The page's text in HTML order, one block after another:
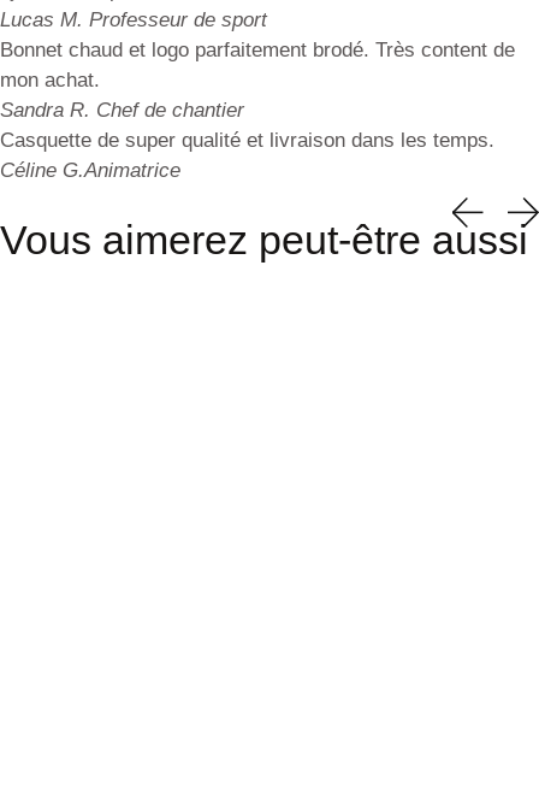
Lucas M. Professeur de sport
Bonnet chaud et logo parfaitement brodé. Très content de
mon achat.
Sandra R. Chef de chantier
Casquette de super qualité et livraison dans les temps.
Céline G.Animatrice
Vous aimerez peut-être aussi